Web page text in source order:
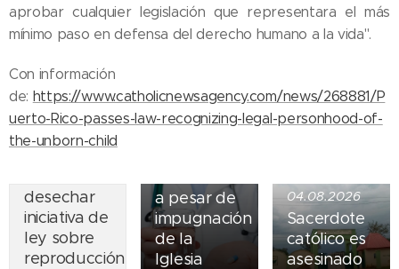
aprobar cualquier legislación que representara el más
mínimo paso en defensa del derecho humano a la vida".
Con información
de: https://www.catholicnewsagency.com/news/268881/P
uerto-Rico-passes-law-recognizing-legal-personhood-of-
the-unborn-child
07.08.2026
Piden
desechar
iniciativa de
ley sobre
reproducción
suicidio
asistido
a pesar de
impugnación
de la
Iglesia
04.08.2026
Sacerdote
católico es
asesinado